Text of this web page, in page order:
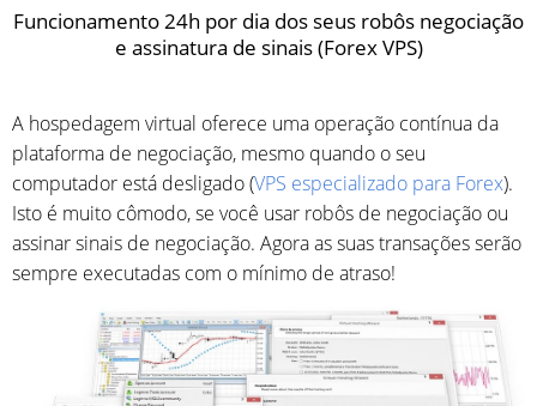
Funcionamento 24h por dia dos seus robôs negociação
e assinatura de sinais (Forex VPS)
A hospedagem virtual oferece uma operação contínua da
plataforma de negociação, mesmo quando o seu
computador está desligado (VPS especializado para Forex).
Isto é muito cômodo, se você usar robôs de negociação ou
assinar sinais de negociação. Agora as suas transações serão
sempre executadas com o mínimo de atraso!